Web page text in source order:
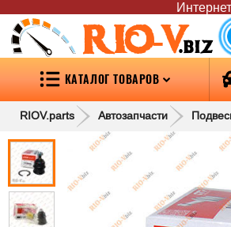
RIO-V.biz
КАТАЛОГ ТОВАРОВ
RIOV.parts Автозапчасти